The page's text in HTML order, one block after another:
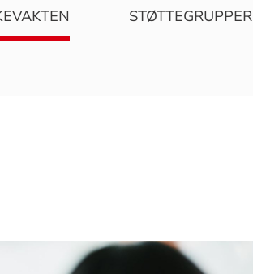
STØTTEGRUPPER